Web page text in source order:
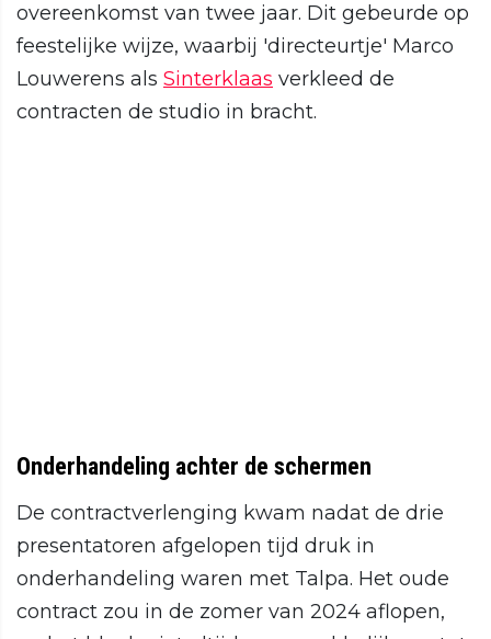
overeenkomst van twee jaar. Dit gebeurde op
feestelijke wijze, waarbij 'directeurtje' Marco
Louwerens als Sinterklaas verkleed de
contracten de studio in bracht.
Onderhandeling achter de schermen
De contractverlenging kwam nadat de drie
presentatoren afgelopen tijd druk in
onderhandeling waren met Talpa. Het oude
contract zou in de zomer van 2024 aflopen,